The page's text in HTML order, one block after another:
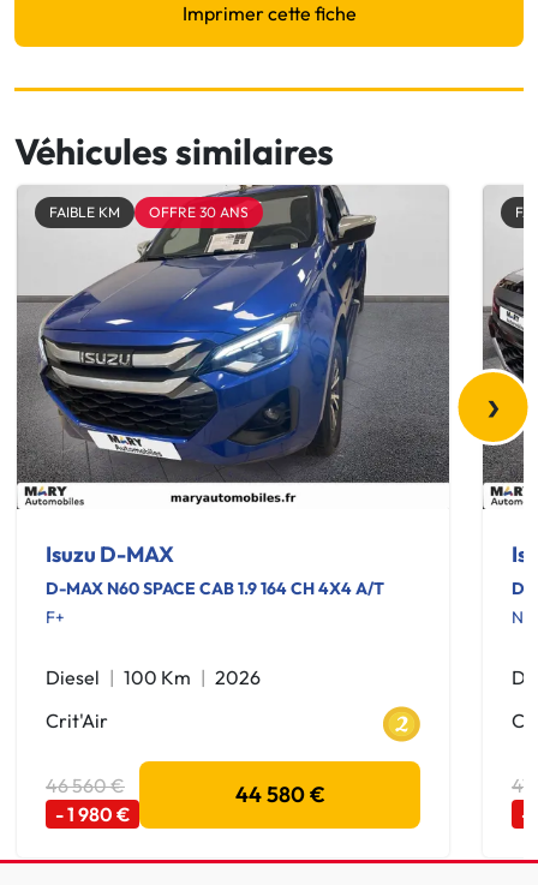
Imprimer cette fiche
Véhicules similaires
FAIBLE KM OFFRE 30 ANS
Isuzu D-MAX
D-MAX N60 SPACE CAB 1.9 164 CH 4X4 A/T
F+
Diesel 100 Km
2026
Crit'Air
46 560 €
- 1 980 €
44 580 €
D-
-
›